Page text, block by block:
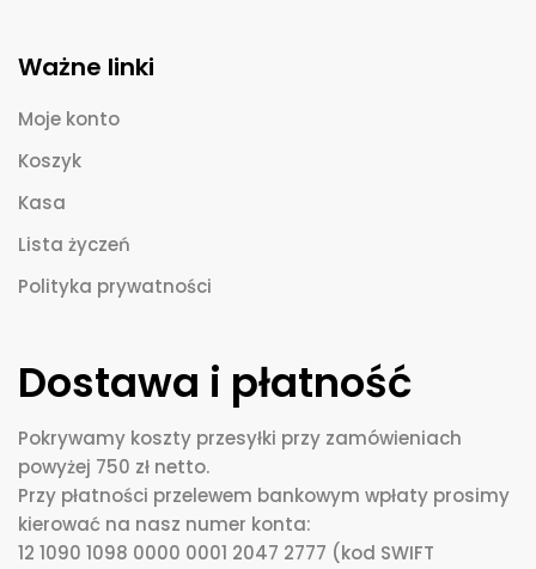
Ważne linki
Moje konto
Koszyk
Kasa
Lista życzeń
Polityka prywatności
Dostawa i płatność
Pokrywamy koszty przesyłki przy zamówieniach
powyżej 750 zł netto.
Przy płatności przelewem bankowym wpłaty prosimy
kierować na nasz numer konta:
12 1090 1098 0000 0001 2047 2777 (kod SWIFT